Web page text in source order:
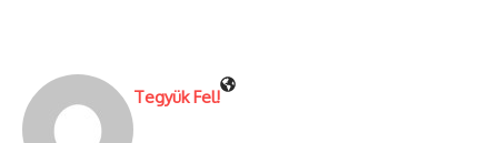
Tegyük Fel!